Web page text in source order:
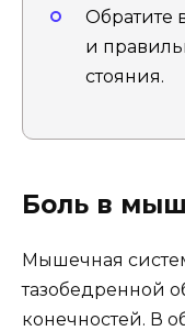
Обратите
и
стояния.
Боль в
Мышечная
тазобедренной
конечностей. В